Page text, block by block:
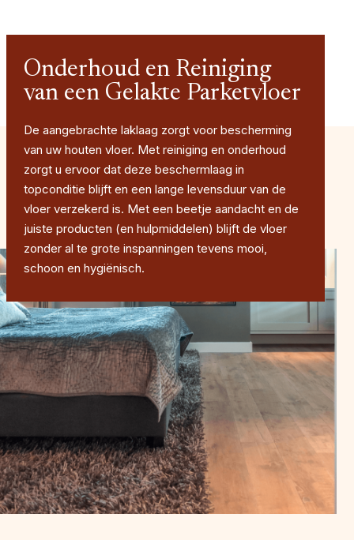
Onderhoud en Reiniging
van een Gelakte Parketvloer
De aangebrachte laklaag zorgt voor bescherming
van uw houten vloer. Met reiniging en onderhoud
zorgt u ervoor dat deze beschermlaag in
topconditie blijft en een lange levensduur van de
vloer verzekerd is. Met een beetje aandacht en de
juiste producten (en hulpmiddelen) blijft de vloer
zonder al te grote inspanningen tevens mooi,
schoon en hygiënisch.